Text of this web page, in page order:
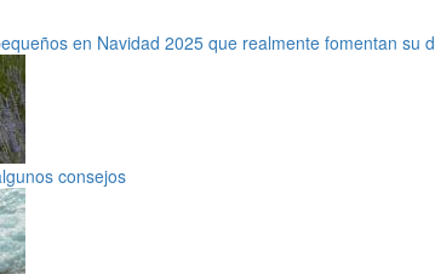
en Navidad 2025 que realmente fomentan su
consejos